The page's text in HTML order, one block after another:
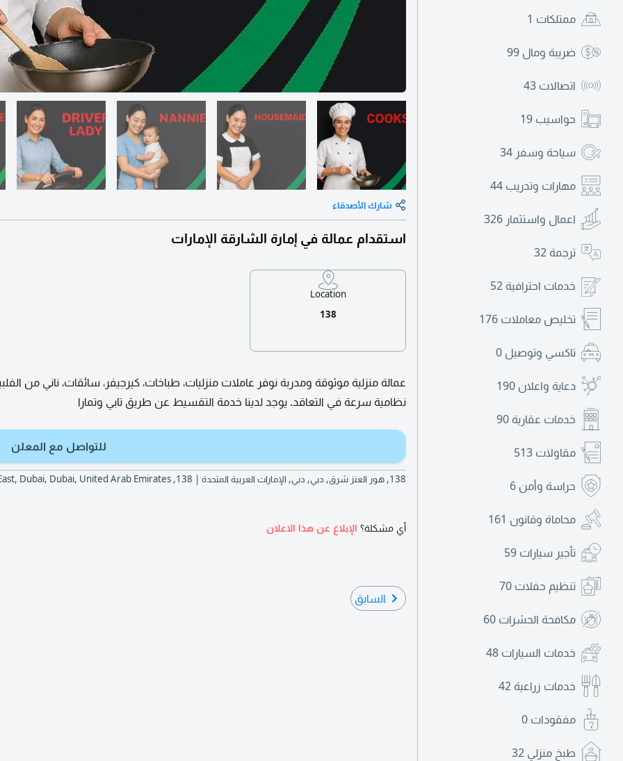
ممتلكات 1
ضريبة ومال 99
اتصالات 43
حواسيب 19
سياحة وسفر 34
مهارات وتدريب 44
اعمال واستثمار 326
ترجمة 32
خدمات احترافية 52
تخليص معاملات 176
تاكسي وتوصيل 0
دعاية واعلان 190
خدمات عقارية 90
مقاولات 513
حراسة وأمن 6
محاماة وقانون 161
تأجير سيارات 59
تنظيم حفلات 70
مكافحة الحشرات 60
خدمات السيارات 48
خدمات زراعية 42
مفقودات 0
طبخ منزلي 32
شارك الأصدقاء
استقدام عمالة في إمارة الشارقة الإمارات
Location
138
عمالة منزلية موثوقة ومدربة نوفر عاملات منزليات، طباخات، كيرجيفر، سائقات، ناني من
نظامية سرعة في التعاقد. يوجد لدينا خدمة التقسيط عن طريق تابي وتمارا
للتواصل مع المعلن
138, هور العنز شرق, دبي, دبي, الإمارات العربية المتحدة | 138, Hor Al Anz East, Dubai, Dubai, United Arab Emirates
أي مشكلة؟ الإبلاغ عن هذا الاعلان
السابق